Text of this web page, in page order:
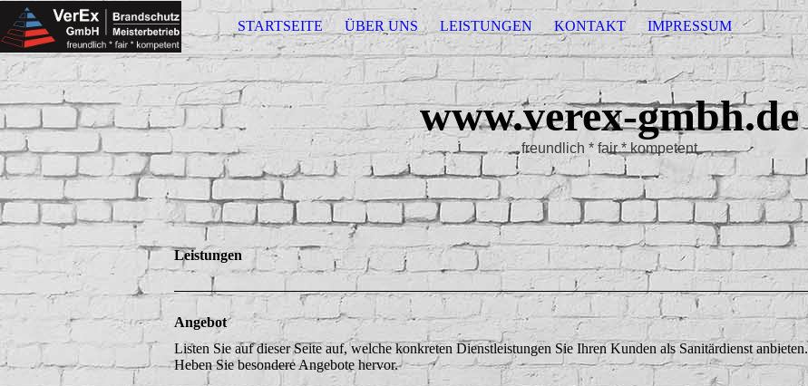
STARTSEITE ÜBER UNS LEISTUNGEN KONTAKT IMPRESSUM
www.verex-gmbh.de
freundlich * fair * kompetent
Leistungen
Angebot
Listen Sie auf dieser Seite auf, welche konkreten Dienstleistungen Sie Ihren Kunden als Sanitärdienst anbieten.
Heben Sie besondere Angebote hervor.